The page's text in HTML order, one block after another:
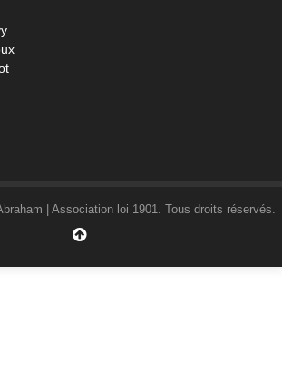
| Association loi 1901. Tous droits réservés.